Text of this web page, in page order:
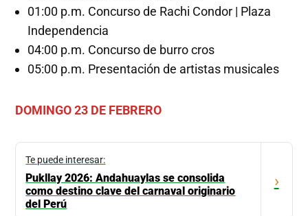
01:00 p.m. Concurso de Rachi Condor | Plaza
Independencia
04:00 p.m. Concurso de burro cros
05:00 p.m. Presentación de artistas musicales
DOMINGO 23 DE FEBRERO
Te puede interesar:
Pukllay 2026: Andahuaylas se consolida
como destino clave del carnaval originario
del Perú
›